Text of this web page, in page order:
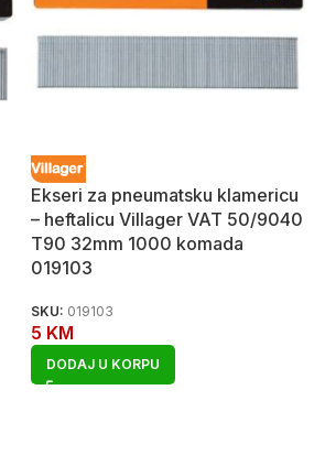
Ekseri za pneumatsku klamericu
– heftalicu Villager VAT 50/9040
T90 32mm 1000 komada
019103
SKU: 019103
5 KM
DODAJ U KORPU